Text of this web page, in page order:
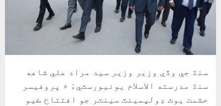
سنڌ جي وڏي وزير وزير سيد مراد علي شاهه
سنڌ مدرسته الاسلام يونيورسٽيءَ ۾ پروفيسر
حشمت يوٿ ڊولپمينٽ سينٽر جو افتتاح ڪيو